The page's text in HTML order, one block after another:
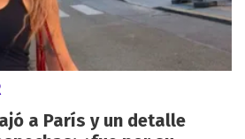
a París y un detalle